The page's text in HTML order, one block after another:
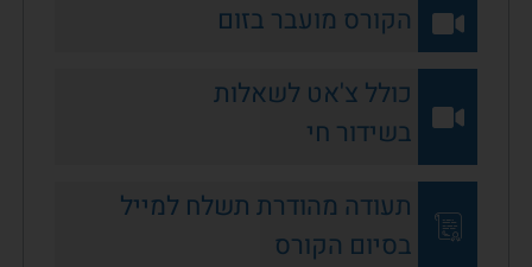
הקורס מועבר בזום
כולל צ'אט לשאלות
בשידור חי
תעודה מהודרת תשלח למייל
בסיום הקורס